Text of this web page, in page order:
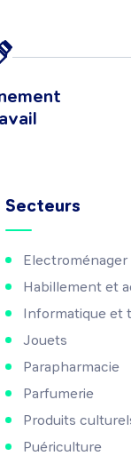
Secteurs
Electroménager
Habillement et
Informatique et
Jouets
Parapharmacie
Parfumerie
Produits
Puériculture